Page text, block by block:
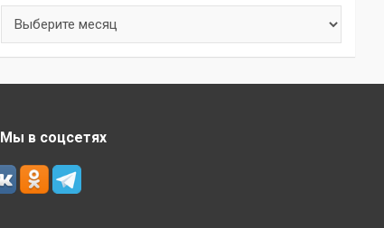
Мы в соцсетях